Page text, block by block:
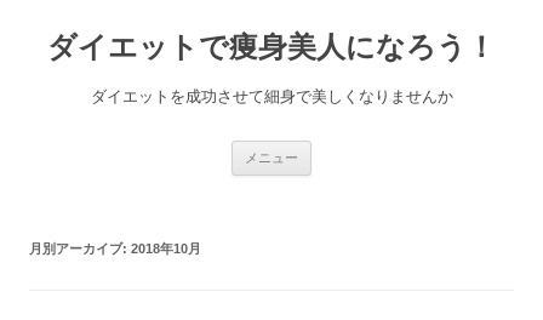
ダイエットで痩身美人になろう！
ダイエットを成功させて細身で美しくなりませんか
メニュー
月別アーカイブ: 2018年10月